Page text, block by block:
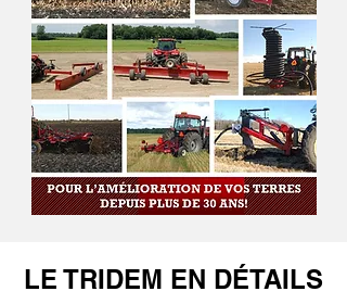
LE TRIDEM EN DÉTAILS